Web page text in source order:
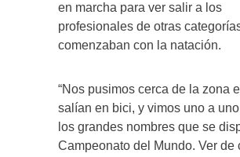
en marcha para ver salir a los
profesionales de otras
comenzaban con la natación.
“Nos pusimos cerca de la zona
salían en bici, y vimos uno a
los grandes nombres que se
Campeonato del Mundo. Ver de